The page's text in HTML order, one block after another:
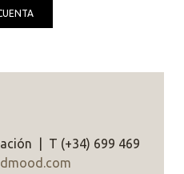
| T (+34) 699 469